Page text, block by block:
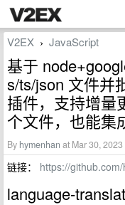
V2EX › JavaScript
基于
s/ts/json 文件并
插件，支持增量
个文件，也能集
By hymenhan at Mar 30, 2023
链接： https://
language-